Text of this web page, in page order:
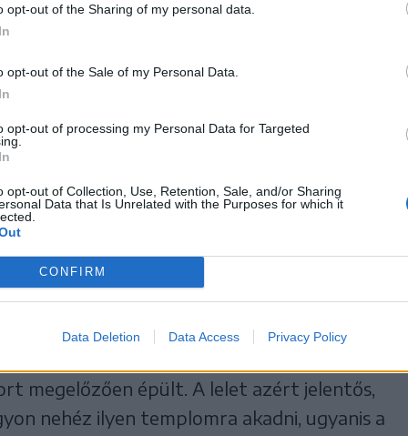
opt-out of the Sharing of my personal data.
opt-out of the Sale of my Personal Data.
opt-out of processing my Personal Data for Targeted
opt-out of Collection, Use, Retention, Sale, and/or Sharing
Data that Is Unrelated with the Purposes for which it
CONFIRM
Data Deletion Data Access Privacy Policy
záródású szentélyre is. Idén nyugati
tavaly egy vastag falakkal övezett
az archeológus megemlítette: levéltári
török-tatár hadjárat idején történt
Nyárádi ugyanakkor elmondta, a
datálását segíti a helyszínen talált
mint száz sírhelyet tártak fel a régészek,
a korra valló gömbös hajtűket és S-végű
értékű a gótikus templom ledöngölt
illetve egy másik érme, melyet a
fel.
az a fatemplommaradvány, mely
megelőzően épült. A lelet azért jelentős,
nehéz ilyen templomra akadni, ugyanis a